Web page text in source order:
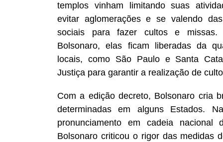
templos vinham limitando suas
evitar aglomerações e se valendo
sociais para fazer cultos e
Bolsonaro, elas ficam liberadas da
locais, como São Paulo e Santa
Justiça para garantir a realização de
Com a edição decreto, Bolsonaro cria
determinadas em alguns Estados.
pronunciamento em cadeia nacional
Bolsonaro criticou o rigor das medidas